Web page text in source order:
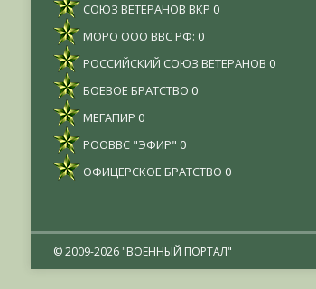
СОЮЗ ВЕТЕРАНОВ ВКР 0
МОРО ООО ВВС РФ: 0
РОССИЙСКИЙ СОЮЗ ВЕТЕРАНОВ 0
БОЕВОЕ БРАТСТВО 0
МЕГАПИР 0
РООВВС "ЭФИР" 0
ОФИЦЕРСКОЕ БРАТСТВО 0
© 2009-2026 "ВОЕННЫЙ ПОРТАЛ"